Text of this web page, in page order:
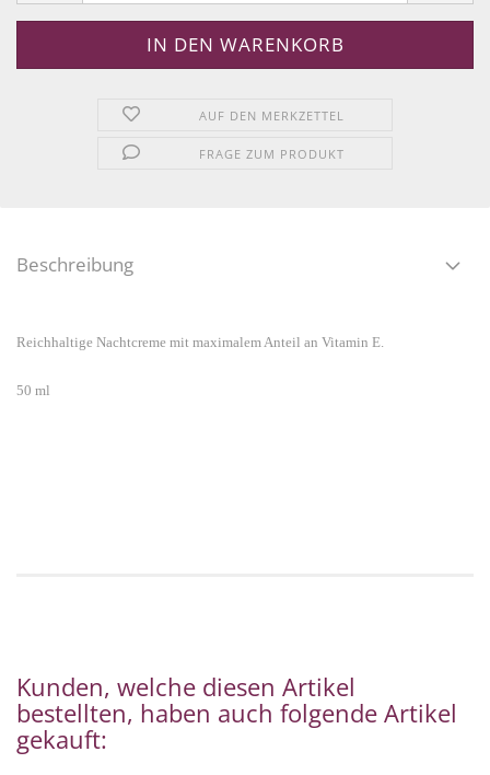
AUF DEN MERKZETTEL
FRAGE ZUM PRODUKT
Beschreibung
Reichhaltige Nachtcreme mit maximalem Anteil an Vitamin E.
50 ml
Kunden, welche diesen Artikel
bestellten, haben auch folgende Artikel
gekauft: